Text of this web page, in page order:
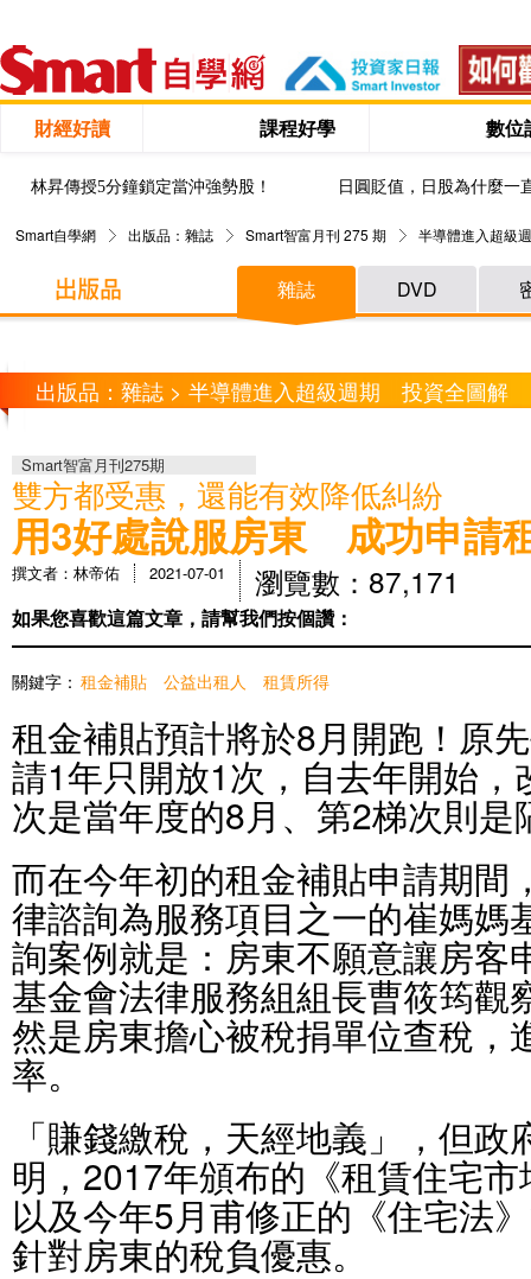
財經好讀 課程好學 數位
林昇傳授5分鐘鎖定當沖強勢股！ 日圓貶值，日股為什麼一
Smart自學網 出版品：雜誌 Smart智富月刊 275 期 半導體進入超級
雜誌 DVD
出版品：雜誌 > 半導體進入超級週期 投資全圖解
Smart智富月刊275期
雙方都受惠，還能有效降低糾紛
用3好處說服房東 成功申請
撰文者：林帝佑 2021-07-01 瀏覽數：87,171
如果您喜歡這篇文章，請幫我們按個讚：
關鍵字： 租金補貼 公益出租人 租賃所得
租金補貼預計將於8月開跑！原
請1年只開放1次，自去年開始
次是當年度的8月、第2梯次則
而在今年初的租金補貼申請期間
律諮詢為服務項目之一的崔媽媽
詢案例就是：房東不願意讓房客
基金會法律服務組組長曹筱筠觀
然是房東擔心被稅捐單位查稅，
率。
「賺錢繳稅，天經地義」，但
明，2017年頒布的《租賃住宅
以及今年5月甫修正的《住宅法
針對房東的稅負優惠。